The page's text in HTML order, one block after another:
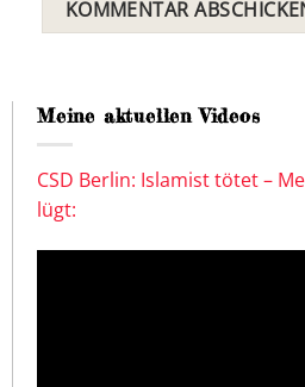
Meine aktuellen Videos
CSD Berlin: Islamist tötet –
lügt: